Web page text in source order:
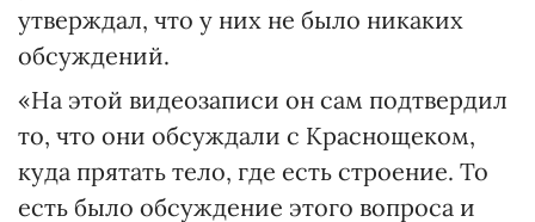
утверждал, что у них не было никаких
обсуждений.
«На этой видеозаписи он сам подтвердил
то, что они обсуждали с Краснощеком,
куда прятать тело, где есть строение. То
есть было обсуждение этого вопроса и